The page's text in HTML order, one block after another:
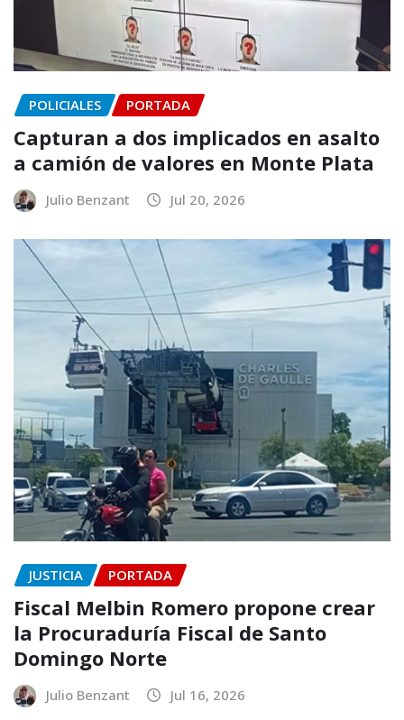
POLICIALES PORTADA
Capturan a dos implicados en asalto
a camión de valores en Monte Plata
Julio Benzant Jul 20, 2026
JUSTICIA PORTADA
Fiscal Melbin Romero propone crear
la Procuraduría Fiscal de Santo
Domingo Norte
Julio Benzant Jul 16, 2026